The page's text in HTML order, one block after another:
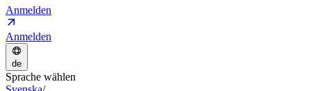
Anmelden
Anmelden
de
Sprache wählen